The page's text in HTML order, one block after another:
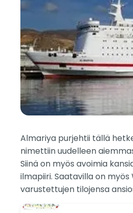
Almariya purjehtii tällä
nimettiin uudelleen
Siinä on myös avoimia
ilmapiiri. Saatavilla on
varustettujen tilojensa